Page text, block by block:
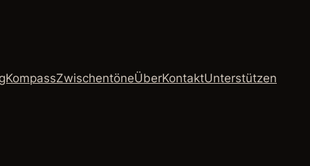
ZwischentöneÜberKontaktUnterstützen